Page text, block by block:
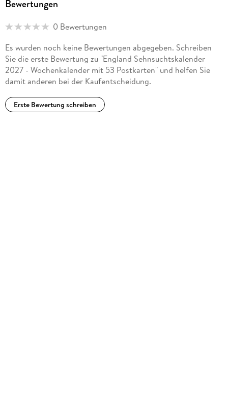
Bewertungen
0 Bewertungen
Es wurden noch keine Bewertungen abgegeben. Schreiben
Sie die erste Bewertung zu "England Sehnsuchtskalender
2027 - Wochenkalender mit 53 Postkarten" und helfen Sie
damit anderen bei der Kaufentscheidung.
Erste Bewertung schreiben